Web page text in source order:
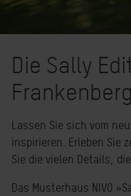
Die Sally
Lassen Sie sich vom
inspirieren. Erleben Sie
Sie die vielen Details,
Das Musterhaus NIVO